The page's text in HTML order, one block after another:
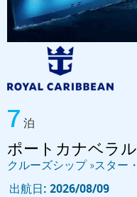
7 泊
ポートカナベラ
クルーズシップ »スター
出航日: 2026/08/09